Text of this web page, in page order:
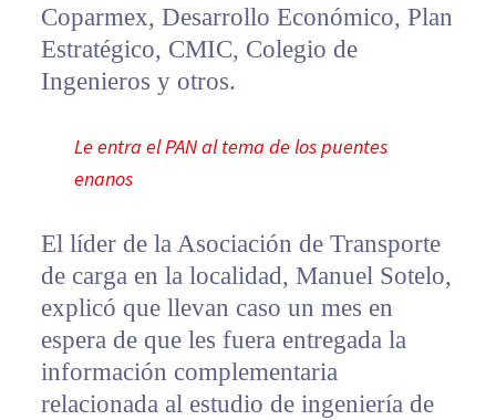
Coparmex, Desarrollo Económico, Plan
Estratégico, CMIC, Colegio de
Ingenieros y otros.
Le entra el PAN al tema de los puentes
enanos
El líder de la Asociación de Transporte
de carga en la localidad, Manuel Sotelo,
explicó que llevan caso un mes en
espera de que les fuera entregada la
información complementaria
relacionada al estudio de ingeniería de